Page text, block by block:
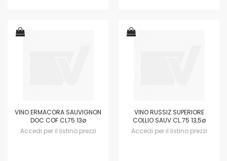
VINO ERMACORA SAUVIGNON
DOC COF CL75 13ø
Accedi per il listino prezzi
VINO RUSSIZ SUPERIORE
COLLIO SAUV.CL.75 13,5ø
Accedi per il listino prezzi